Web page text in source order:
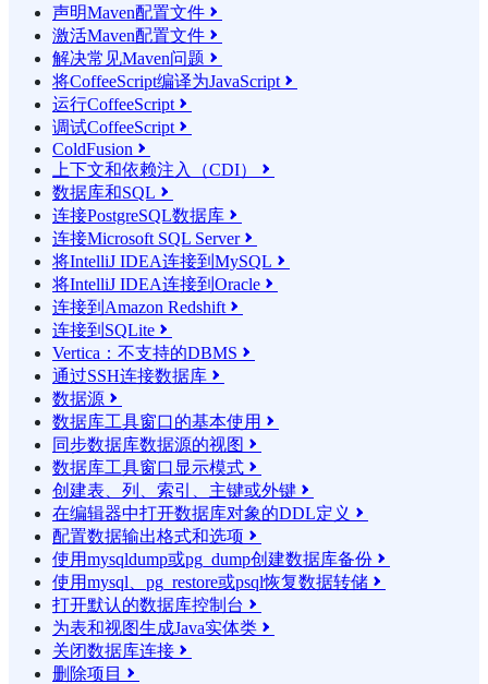
声明Maven配置文件 
激活Maven配置文件 
解决常见Maven问题 
将CoffeeScript编译为JavaScript 
运行CoffeeScript 
调试CoffeeScript 
ColdFusion 
上下文和依赖注入（CDI） 
数据库和SQL 
连接PostgreSQL数据库 
连接Microsoft SQL Server
将IntelliJ IDEA连接到MySQL 
将IntelliJ IDEA连接到Oracle 
连接到Amazon Redshift 
连接到SQLite 
Vertica：不支持的DBMS 
通过SSH连接数据库 
数据源 
数据库工具窗口的基本使用 
同步数据库数据源的视图 
数据库工具窗口显示模式 
创建表、列、索引、主键或外键 
在编辑器中打开数据库对象的DDL定义 
配置数据输出格式和选项 
使用mysqldump或pg_dump创建数据库备份 
使用mysql、pg_restore或psql恢复数据转储 
打开默认的数据库控制台 
为表和视图生成Java实体类 
关闭数据库连接 
删除项目 